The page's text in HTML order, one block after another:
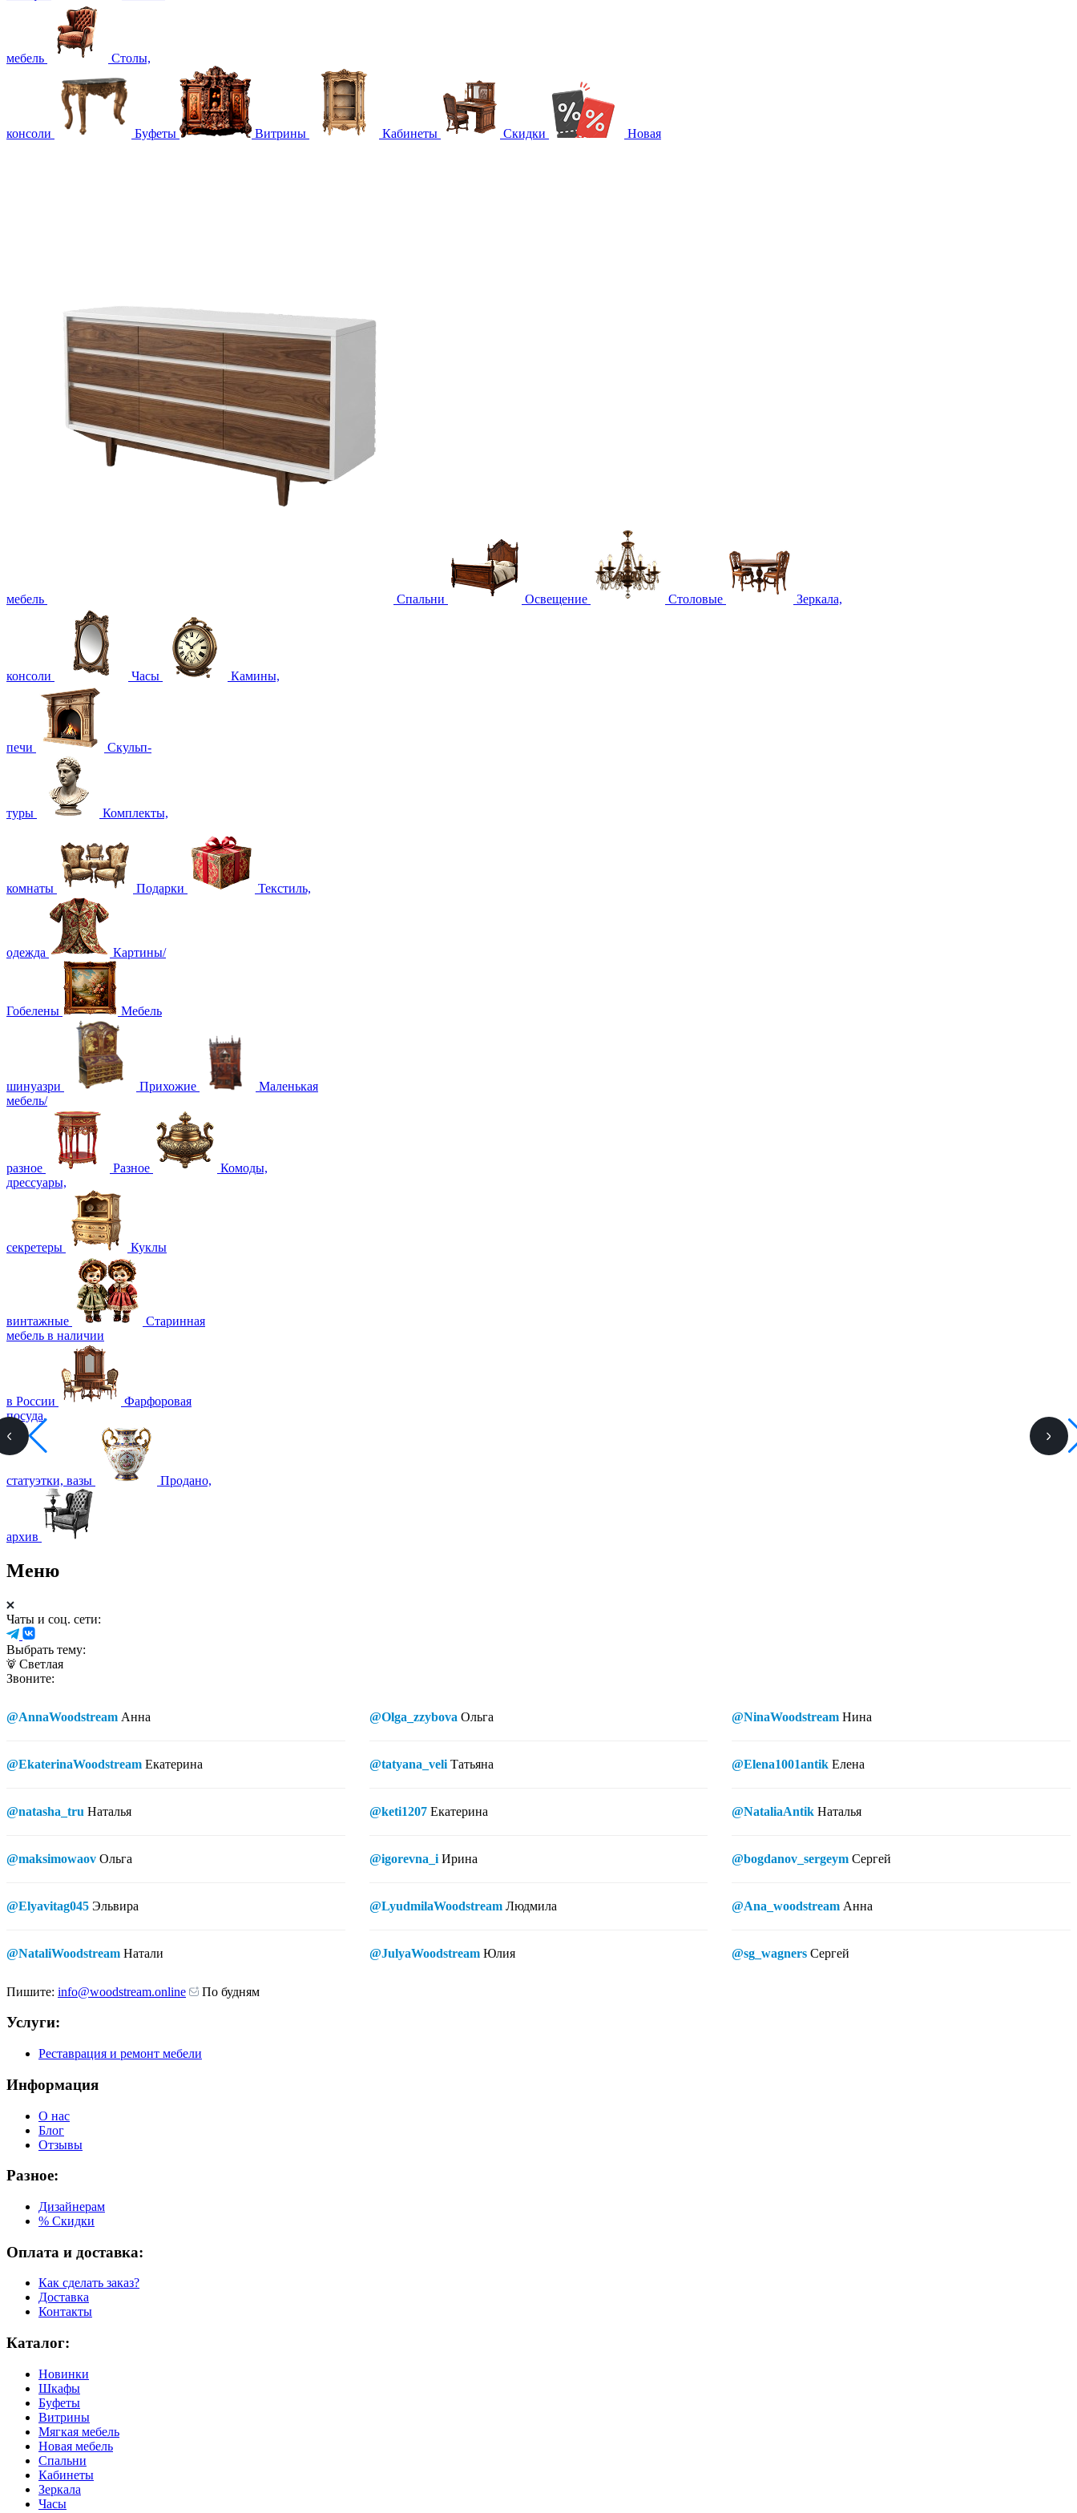
мебель Столы,
консоли Буфеты Витрины Кабинеты Скидки Новая
мебель Спальни Освещение Столовые Зеркала,
консоли Часы Камины,
печи Скульп-
туры Комплекты,
комнаты Подарки Текстиль,
одежда Картины/
Гобелены Мебель
шинуазри Прихожие
Маленькая
мебель/
разное Разное
Комоды,
дрессуары,
секретеры Куклы
винтажные
Старинная
мебель в наличии
в России
Фарфоровая
посуда,
статуэтки, вазы Продано,
архив
Меню
Чаты и соц. сети:
Выбрать тему:
Светлая
Звоните:
@AnnaWoodstream Анна
@EkaterinaWoodstream Екатерина
@natasha_tru Наталья
@maksimowaov Ольга
@Elyavitag045 Эльвира
@NataliWoodstream Натали
@Olga_zzybova Ольга
@tatyana_veli Татьяна
@keti1207 Екатерина
@igorevna_i Ирина
@LyudmilaWoodstream Людмила
@JulyaWoodstream Юлия
@NinaWoodstream Нина
@Elena1001antik Елена
@NataliaAntik Наталья
@bogdanov_sergeym Сергей
@Ana_woodstream Анна
@sg_wagners Сергей
Пишите: info@woodstream.online По будням
Услуги:
Реставрация и ремонт мебели
Информация
О нас
Блог
Отзывы
Разное:
Дизайнерам
% Скидки
Оплата и доставка:
Как сделать заказ?
Доставка
Контакты
Каталог:
Новинки
Шкафы
Буфеты
Витрины
Мягкая мебель
Новая мебель
Спальни
Кабинеты
Зеркала
Часы